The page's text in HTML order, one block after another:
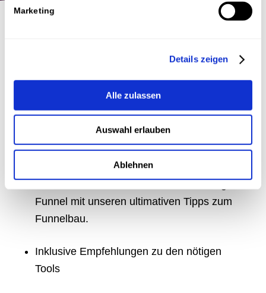
Marketing
Details zeigen
Alle zulassen
Auswahl erlauben
Ablehnen
mit deinem ersten B2B-
Du bekommst den Guide B2B-Marketing-
Funnel mit unseren ultimativen Tipps zum
Funnelbau.
Inklusive Empfehlungen zu den nötigen
Tools